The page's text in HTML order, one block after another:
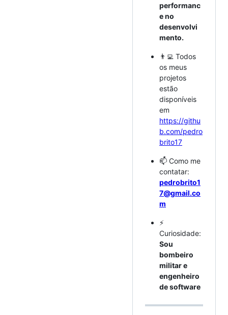
performanc
e no
desenvolvi
mento.
👨‍💻 Todos
os meus
projetos
estão
disponíveis
em
https://githu
b.com/pedro
brito17
📫 Como me
contatar:
pedrobrito1
7@gmail.co
m
⚡
Curiosidade:
Sou
bombeiro
militar e
engenheiro
de software